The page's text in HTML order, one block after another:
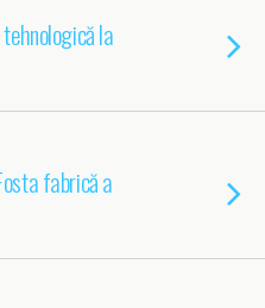
la
fabrică a